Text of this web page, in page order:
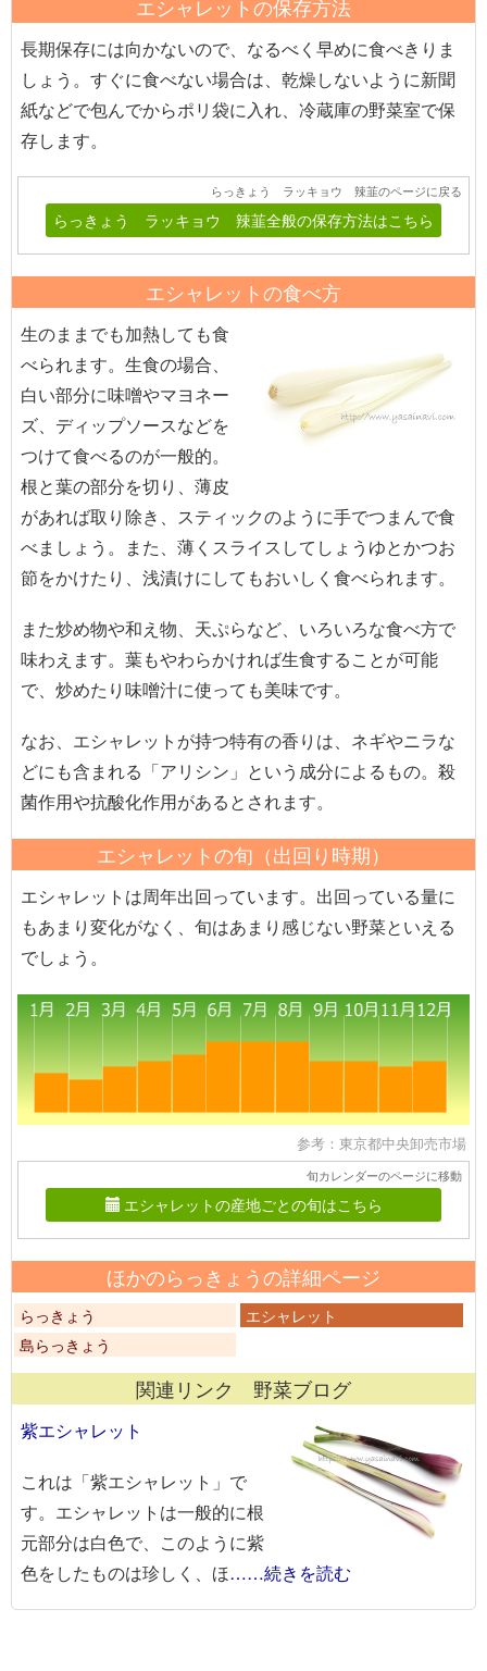
エシャレットの保存方法
長期保存には向かないので、なるべく早めに食べきりま
しょう。すぐに食べない場合は、乾燥しないように新聞
紙などで包んでからポリ袋に入れ、冷蔵庫の野菜室で保
存します。
らっきょう ラッキョウ 辣韮のページに戻る
らっきょう ラッキョウ 辣韮全般の保存方法はこちら
エシャレットの食べ方
生のままでも加熱しても食
べられます。生食の場合、
白い部分に味噌やマヨネー
ズ、ディップソースなどを
つけて食べるのが一般的。
根と葉の部分を切り、薄皮
があれば取り除き、スティックのように手でつまんで食
べましょう。また、薄くスライスしてしょうゆとかつお
節をかけたり、浅漬けにしてもおいしく食べられます。
また炒め物や和え物、天ぷらなど、いろいろな食べ方で
味わえます。葉もやわらかければ生食することが可能
で、炒めたり味噌汁に使っても美味です。
なお、エシャレットが持つ特有の香りは、ネギやニラな
どにも含まれる「アリシン」という成分によるもの。殺
菌作用や抗酸化作用があるとされます。
エシャレットの旬（出回り時期）
エシャレットは周年出回っています。出回っている量に
もあまり変化がなく、旬はあまり感じない野菜といえる
でしょう。
参考：東京都中央卸売市場
旬カレンダーのページに移動
エシャレットの産地ごとの旬はこちら
ほかのらっきょうの詳細ページ
らっきょう
エシャレット
島らっきょう
関連リンク 野菜ブログ
紫エシャレット
これは「紫エシャレット」で
す。エシャレットは一般的に根
元部分は白色で、このように紫
色をしたものは珍しく、ほ……続きを読む